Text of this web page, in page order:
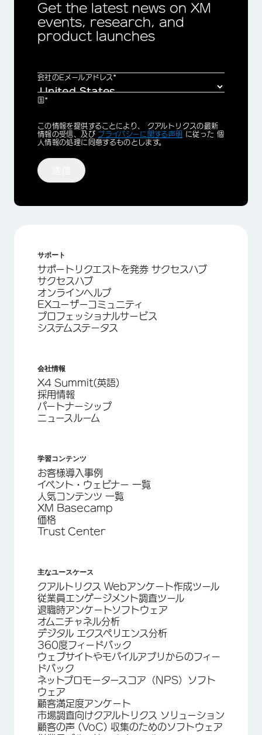
Get the latest news on XM
events, research, and
product launches
会社のEメールアドレス*
国*
Privacy
Optin
この情報を提供することにより、 クアルトリクスの最新
情報の受信、及び プライバシーに関する声明 に従った 個
人情報の処理に同意するものとします。
サポート
サポートリクエストを発券 サクセスハブ
サクセスハブ
オンラインヘルプ
EXユーザーコミュニティ
プロフェッショナルサービス
システムステータス
会社情報
X4 Summit(英語)
採用情報
パートナーシップ
ニュースルーム
学習コンテンツ
お客様導入事例
イベント・ウェビナー 一覧
人気コンテンツ 一覧
XM Basecamp
価格
Trust Center
主なユースケース
クアルトリクス Webアンケート作成ツール
従業員エンゲージメント調査ツール
退職時アンケートソフトウェア
オムニチャネル分析
デジタル エクスペリエンス分析
360度フィードバック
ウェブサイトやモバイルアプリからのフィー
ドバック
ネットプロモータースコア（NPS）ソフト
ウェア
顧客満足度アンケート
市場調査向けクアルトリクス ソリューション
顧客の声 (VoC) 収集のためのソフトウェア